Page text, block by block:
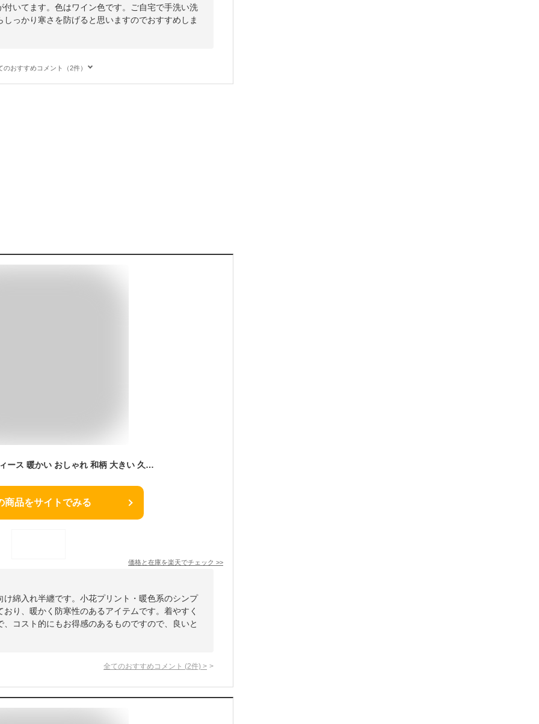
いてます。色はワイン色です。ご自宅で手洗い洗
っかり寒さを防げると思いますのでおすすめしま
のおすすめコメント（2件）
綿入れ はんてん レディース 暖かい おしゃれ 和柄 大きい 久留米織 小紋 小花柄 日本製 部屋着 ルームウェア 袖なし 久留米はんてん 冬 女性用 かわいい 標準 定番 半天 袢纏 どてら 丹前 ちゃんちゃんこ ポンチョ ギフト 敬老の日 プレゼント
商品をサイトでみる
価格と在庫を楽天でチェック >>
綿入れ半纏です。小花プリント・暖色系のシンプ
り、暖かく防寒性のあるアイテムです。着やすく
コスト的にもお得感のあるものですので、良いと
全てのおすすめコメント (2件) >